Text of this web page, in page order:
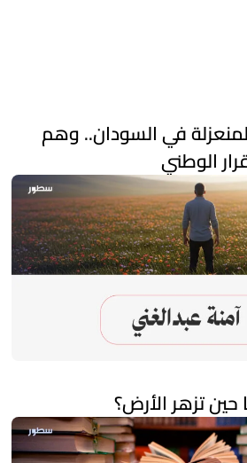
في السودان.. وهم
الوطني
تزهر الأرض؟